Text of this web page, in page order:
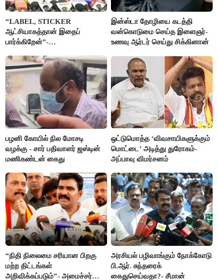
“LABEL, STICKER
ஆட்சியாகத்தான் இதைப்
பார்க்கிறேன்”-
இன்ஸ்டா தோழியை கடத்தி
வன்கொடுமை செய்த இளைஞர்-
உணவு ஆர்டர் செய்து சிக்கினான்
பழனி கோயில் நில மோசடி
வழக்கு - சார் பதிவாளர் ஜஸ்டின்
மணிகண்டன் கைது
ஒட்டுமொத்த ‘விவசாயிகளுக்கும்
மொட்டை’ அடித்து துரோகம்-
அப்பாவு விமர்சனம்
“நிதி நிலைமை சரியான பிறகு
மற்ற திட்டங்கள்
அறிவிக்கப்படும்”- அமைச்சர்
அரசியல் பழிவாங்கும் நோக்கோடு
பி.ஆர். சுந்தரைக்
கைதுசெய்வதா?- சீமான்